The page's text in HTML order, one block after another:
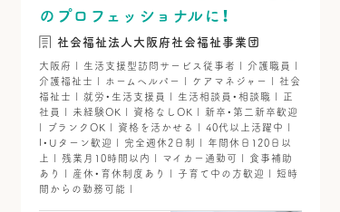
のプロフェッショナルに！
社会福祉法人大阪府社会福祉事業団
大阪府 | 生活支援型訪問サービス従事者 | 介護職員 |
介護福祉士 | ホームヘルパー | ケアマネジャー | 社会
福祉士 | 就労・生活支援員 | 生活相談員・相談職 | 正
社員 | 未経験OK | 資格なしOK | 新卒・第二新卒歓迎
| ブランクOK | 資格を活かせる | 40代以上活躍中 |
I・Uターン歓迎 | 完全週休2日制 | 年間休日120日以
上 | 残業月10時間以内 | マイカー通勤可 | 食事補助
あり | 産休・育休制度あり | 子育て中の方歓迎 | 短時
間からの勤務可能 |